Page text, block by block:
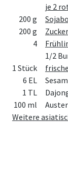
Zutat
je 2
200 g
200 g
4
1/2
1 Stück
6 EL
1 TL
100 ml
Weitere